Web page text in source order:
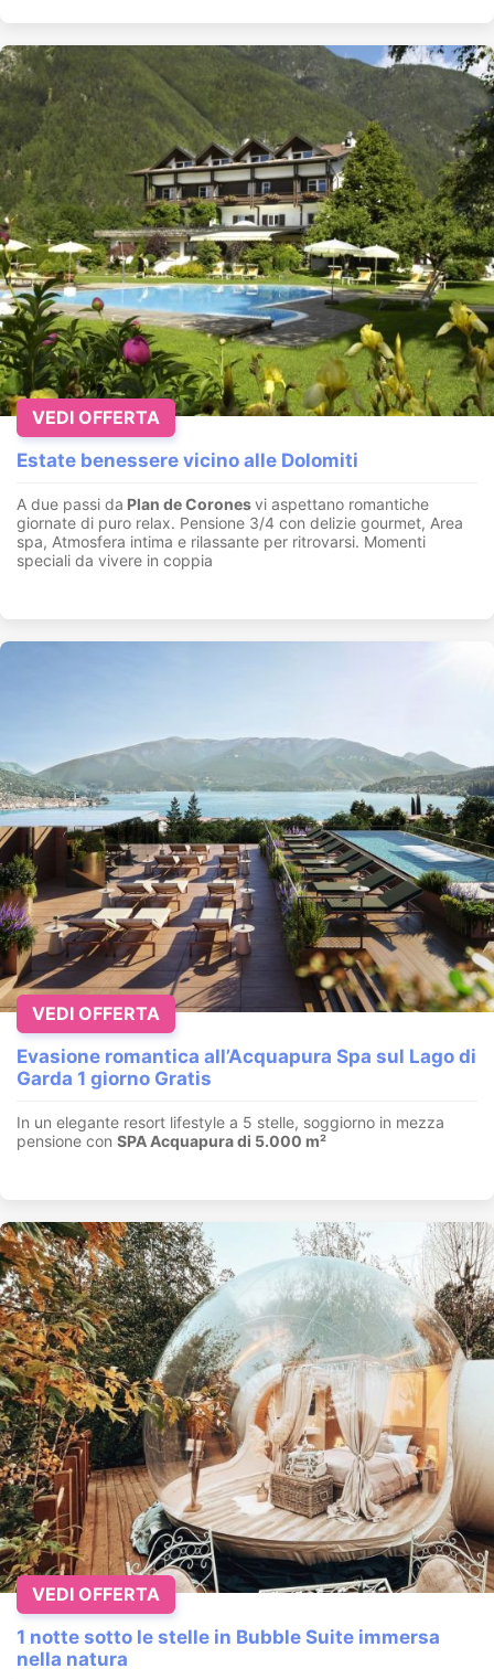
Estate benessere vicino alle Dolomiti
A due passi da Plan de Coronesvi aspettano romantiche
giornate di puro relax. Pensione 3/4 con delizie gourmet, Area
spa, Atmosfera intima e rilassante per ritrovarsi. Momenti
speciali da vivere in coppia
VEDI OFFERTA
Evasione romantica all’Acquapura Spa sul Lago di
Garda 1 giorno Gratis
In un elegante resort lifestyle a 5 stelle, soggiorno in mezza
pensione con SPA Acquapura di 5.000 m²
VEDI OFFERTA
1 notte sotto le stelle in Bubble Suite immersa
nella natura
VEDI OFFERTA